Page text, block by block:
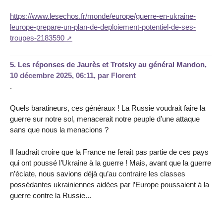
https://www.lesechos.fr/monde/europe/guerre-en-ukraine-
leurope-prepare-un-plan-de-deploiement-potentiel-de-ses-
troupes-2183590
5. Les réponses de Jaurès et Trotsky au général Mandon,
10 décembre 2025, 06:11, par Florent
.
Quels baratineurs, ces généraux ! La Russie voudrait faire la
guerre sur notre sol, menacerait notre peuple d’une attaque
sans que nous la menacions ?
Il faudrait croire que la France ne ferait pas partie de ces pays
qui ont poussé l’Ukraine à la guerre ! Mais, avant que la guerre
n’éclate, nous savions déjà qu’au contraire les classes
possédantes ukrainiennes aidées par l’Europe poussaient à la
guerre contre la Russie...